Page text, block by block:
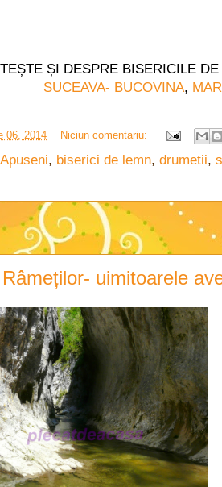
ȘI DESPRE BISERICILE
SUCEAVA- BUCOVINA,
06, 2014 Niciun comentariu:
Apuseni, biserici de lemn, drumetii,
uimitoarele